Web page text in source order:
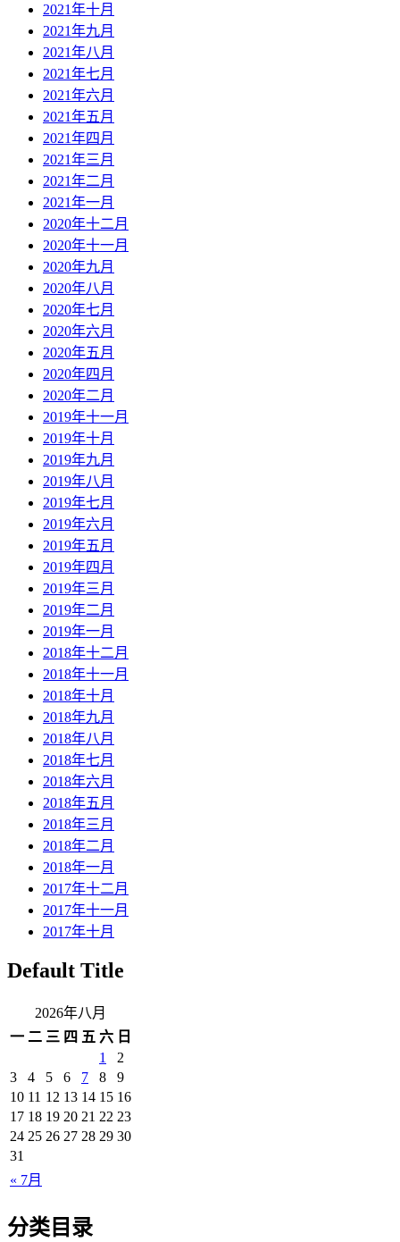
2021年十月
2021年九月
2021年八月
2021年七月
2021年六月
2021年五月
2021年四月
2021年三月
2021年二月
2021年一月
2020年十二月
2020年十一月
2020年九月
2020年八月
2020年七月
2020年六月
2020年五月
2020年四月
2020年二月
2019年十一月
2019年十月
2019年九月
2019年八月
2019年七月
2019年六月
2019年五月
2019年四月
2019年三月
2019年二月
2019年一月
2018年十二月
2018年十一月
2018年十月
2018年九月
2018年八月
2018年七月
2018年六月
2018年五月
2018年三月
2018年二月
2018年一月
2017年十二月
2017年十一月
2017年十月
Default Title
2026年八月
一 二 三 四 五 六 日
« 7月
1
2
3
4 5 6 7 8
9
10 11 12 13 14 15 16
17 18 19 20 21 22 23
24 25 26 27 28 29 30
31
分类目录